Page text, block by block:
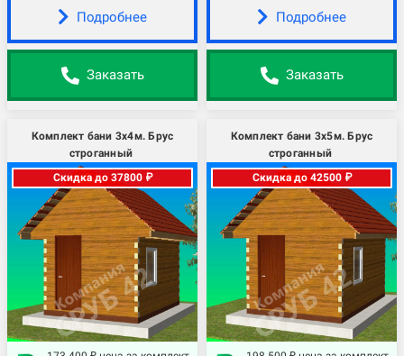
Подробнее
Заказать
Подробнее
Заказать
Комплект бани 3х4м. Брус
строганный
Скидка до 37800 ₽
Комплект бани 3х5м. Брус
строганный
Скидка до 42500 ₽